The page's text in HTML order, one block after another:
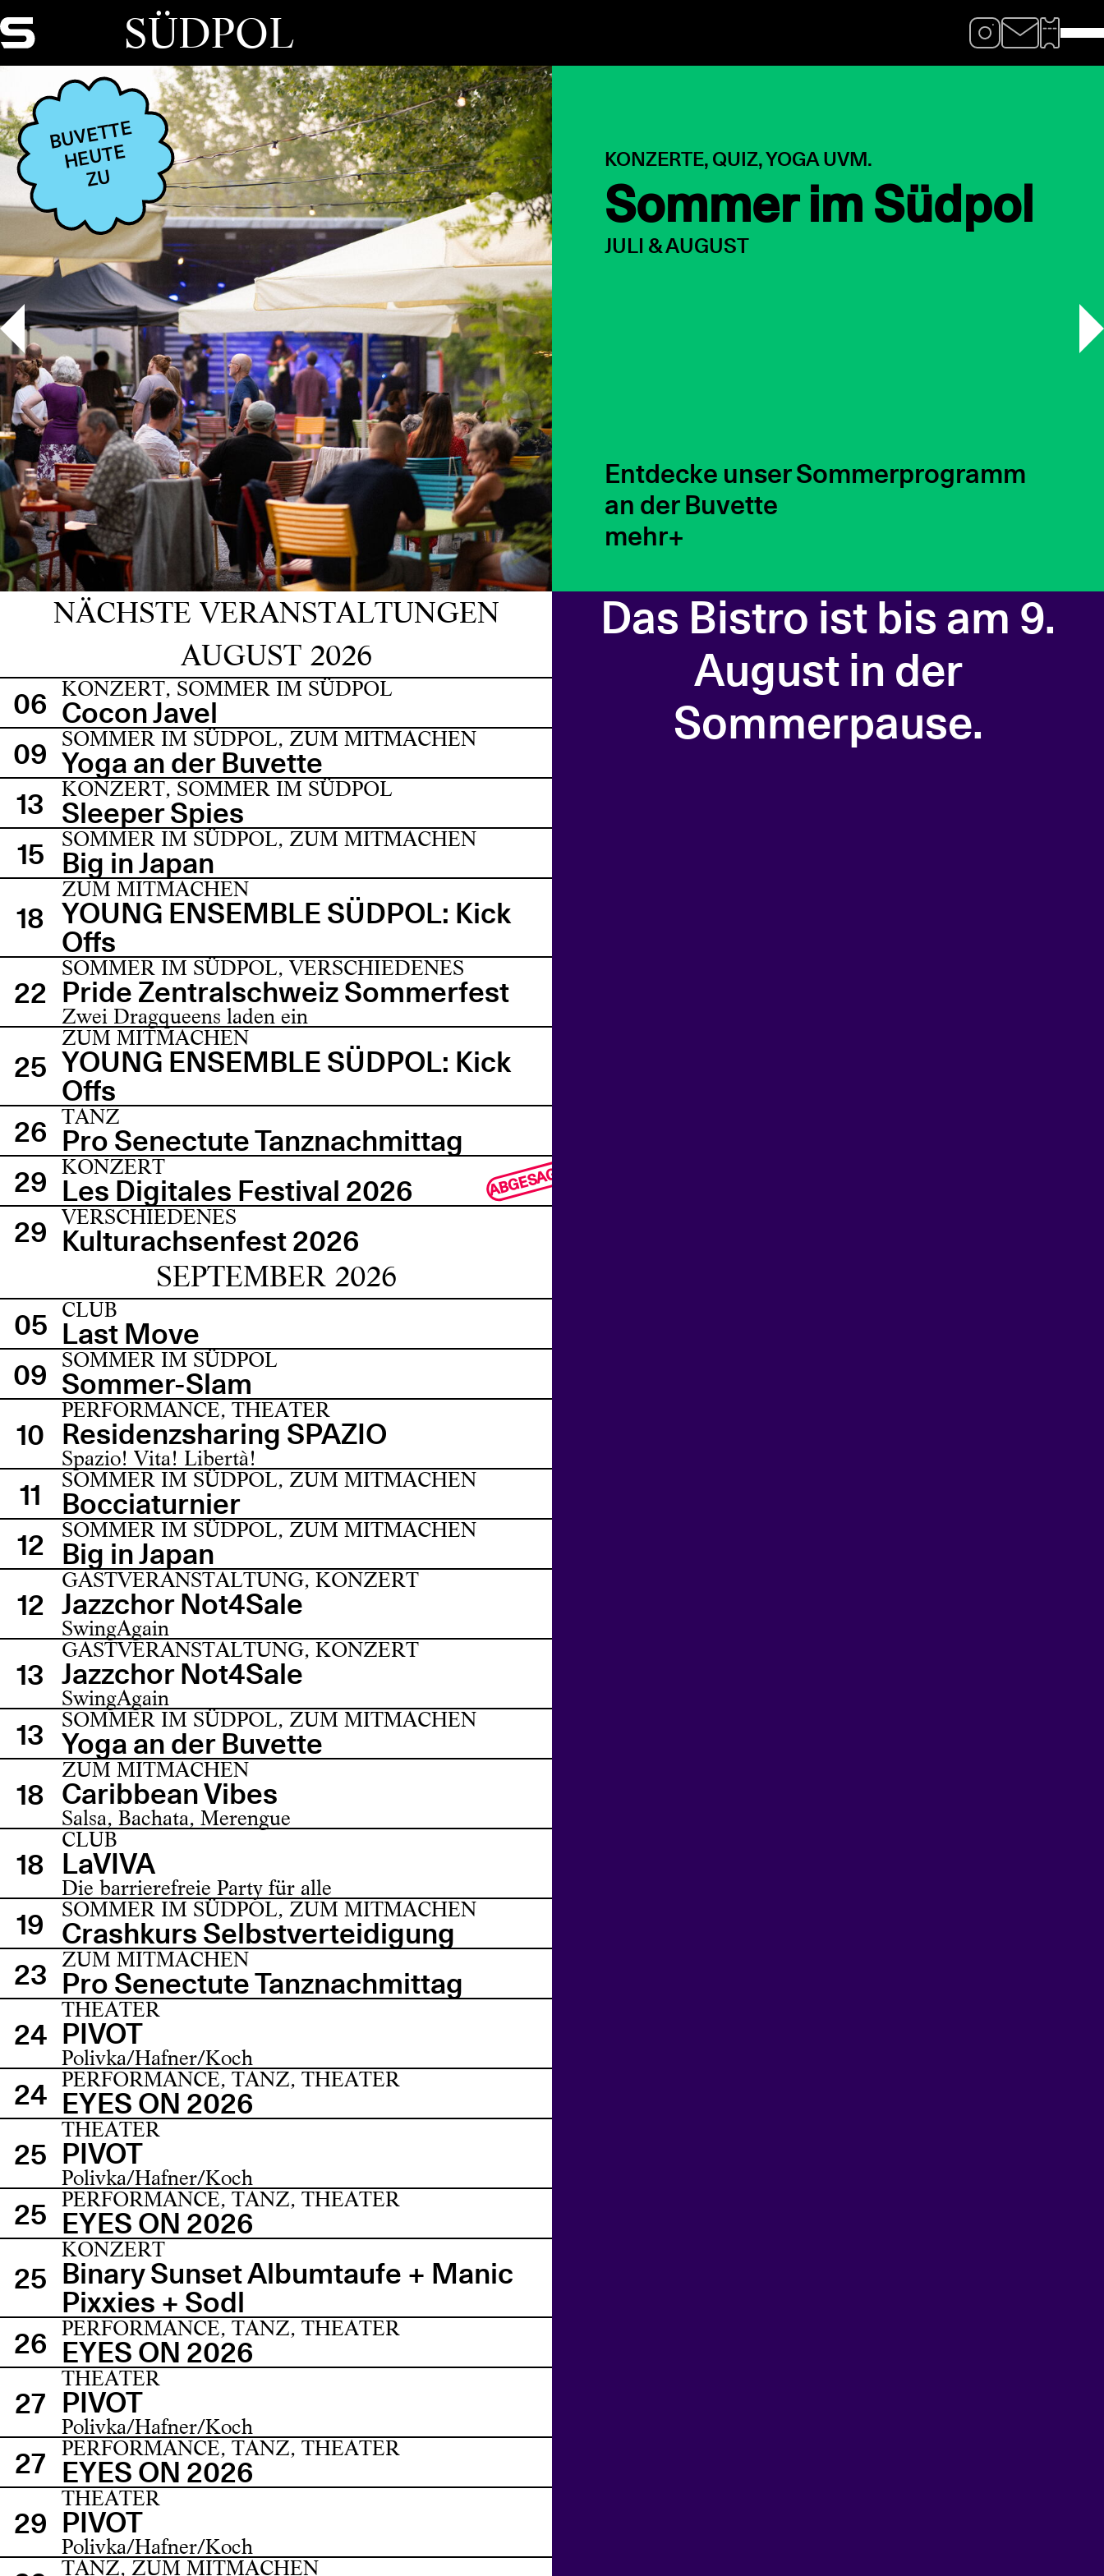
SÜDPOL
BUVETTE
HEUTE
ZU
KONZERT /SOMMER IM SÜDPOL
Cocon Javel
06. AUGUST 2026
Konzert unter freiem Himmel
mehr
NÄCHSTE VERANSTALTUNGEN
AUGUST 2026
06 KONZERT, SOMMER IM SÜDPOL
Cocon Javel
09
SOMMER IM SÜDPOL, ZUM MITMACHEN
Yoga an der Buvette
13
KONZERT, SOMMER IM SÜDPOL
Sleeper Spies
15
SOMMER IM SÜDPOL, ZUM MITMACHEN
Big in Japan
18
ZUM MITMACHEN
YOUNG ENSEMBLE SÜDPOL: Kick
Offs
22
SOMMER IM SÜDPOL, VERSCHIEDENES
Pride Zentralschweiz Sommerfest
Zwei Dragqueens laden ein
25
ZUM MITMACHEN
YOUNG ENSEMBLE SÜDPOL: Kick
Offs
26 TANZ
Pro Senectute Tanznachmittag
29 KONZERT
Les Digitales Festival 2026 ABGESAGT
29 VERSCHIEDENES
Kulturachsenfest 2026
SEPTEMBER 2026
05 CLUB
Last Move
09
SOMMER IM SÜDPOL
Sommer-Slam
10
PERFORMANCE, THEATER
Residenzsharing SPAZIO
Spazio! Vita! Libertà!
11 SOMMER IM SÜDPOL, ZUM MITMACHEN
Bocciaturnier
12
SOMMER IM SÜDPOL, ZUM MITMACHEN
Big in Japan
12
GASTVERANSTALTUNG, KONZERT
Jazzchor Not4Sale
SwingAgain
13
GASTVERANSTALTUNG, KONZERT
Jazzchor Not4Sale
SwingAgain
13 SOMMER IM SÜDPOL, ZUM MITMACHEN
Yoga an der Buvette
18
ZUM MITMACHEN
Caribbean Vibes
Salsa, Bachata, Merengue
18
CLUB
LaVIVA
Die barrierefreie Party für alle
19 SOMMER IM SÜDPOL, ZUM MITMACHEN
Crashkurs Selbstverteidigung
23 ZUM MITMACHEN
Pro Senectute Tanznachmittag
24
THEATER
PIVOT
Polivka/Hafner/Koch
24 PERFORMANCE, TANZ, THEATER
EYES ON 2026
25
THEATER
PIVOT
Polivka/Hafner/Koch
25 PERFORMANCE, TANZ, THEATER
EYES ON 2026
25
KONZERT
Binary Sunset Albumtaufe + Manic
Pixxies + Sodl
26 PERFORMANCE, TANZ, THEATER
EYES ON 2026
27
THEATER
PIVOT
Polivka/Hafner/Koch
27 PERFORMANCE, TANZ, THEATER
EYES ON 2026
29
THEATER
PIVOT
Polivka/Hafner/Koch
TANZ, ZUM MITMACHEN
Das Bistro ist bis am 9.
August in der
Sommerpause.